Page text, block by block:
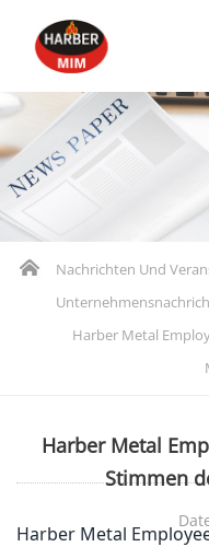
Nachrichten Und
Harber Metal
Harber Metal
Stimmen
Harber Metal